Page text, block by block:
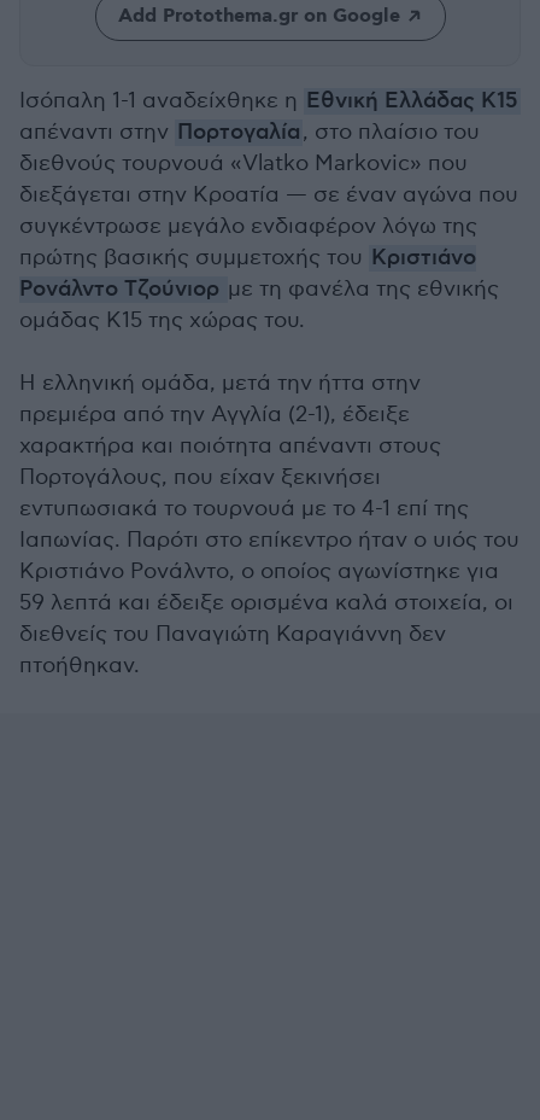
Add Protothema.gr on Google
Ισόπαλη 1-1 αναδείχθηκε η Εθνική Ελλάδας Κ15
απέναντι στην Πορτογαλία, στο πλαίσιο του
διεθνούς τουρνουά «Vlatko Markovic» που
διεξάγεται στην Κροατία — σε έναν αγώνα που
συγκέντρωσε μεγάλο ενδιαφέρον λόγω της
πρώτης βασικής συμμετοχής του Κριστιάνο
Ρονάλντο Τζούνιορ με τη φανέλα της εθνικής
ομάδας Κ15 της χώρας του.
Η ελληνική ομάδα, μετά την ήττα στην
πρεμιέρα από την Αγγλία (2-1), έδειξε
χαρακτήρα και ποιότητα απέναντι στους
Πορτογάλους, που είχαν ξεκινήσει
εντυπωσιακά το τουρνουά με το 4-1 επί της
Ιαπωνίας. Παρότι στο επίκεντρο ήταν ο υιός του
Κριστιάνο Ρονάλντο, ο οποίος αγωνίστηκε για
59 λεπτά και έδειξε ορισμένα καλά στοιχεία, οι
διεθνείς του Παναγιώτη Καραγιάννη δεν
πτοήθηκαν.